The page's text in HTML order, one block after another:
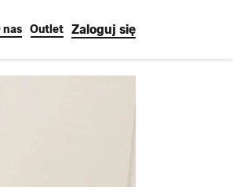
nas Outlet Zaloguj się